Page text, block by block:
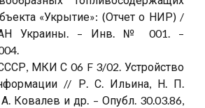
«Укрытие»: (Отчет о НИР) /
Украины. – Инв. № 001. –
МКИ С 06 F 3/02. Устройство
// Р. С. Ильина, Н. П.
Ковалев и др. – Опубл. 30.03.86,